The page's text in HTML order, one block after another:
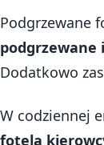
Podgrzewane
Dodatkowo
W codziennej
fotela